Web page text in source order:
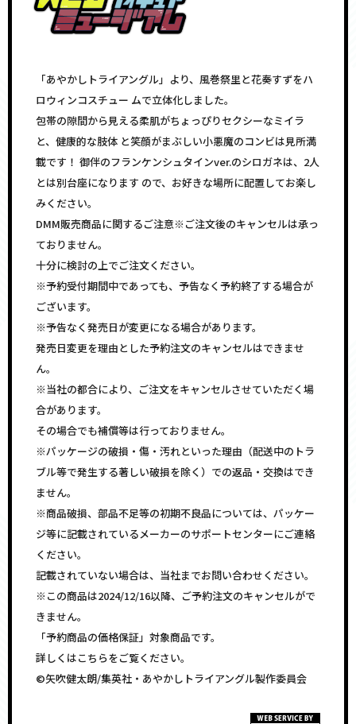
「あやかしトライアングル」より、風巻祭里と花奏すずをハ
ロウィンコスチュー ムで立体化しました。
包帯の隙間から見える柔肌がちょっぴりセクシーなミイラ
と、健康的な肢体 と笑顔がまぶしい小悪魔のコンビは見所満
載です！ 御伴のフランケンシュタインver.のシロガネは、2人
とは別台座になります ので、お好きな場所に配置してお楽し
みください。
DMM販売商品に関するご注意※ご注文後のキャンセルは承っ
ておりません。
十分に検討の上でご注文ください。
※予約受付期間中であっても、予告なく予約終了する場合が
ございます。
※予告なく発売日が変更になる場合があります。
発売日変更を理由とした予約注文のキャンセルはできませ
ん。
※当社の都合により、ご注文をキャンセルさせていただく場
合があります。
その場合でも補償等は行っておりません。
※パッケージの破損・傷・汚れといった理由（配送中のトラ
ブル等で発生する著しい破損を除く）での返品・交換はでき
ません。
※商品破損、部品不足等の初期不良品については、パッケー
ジ等に記載されているメーカーのサポートセンターにご連絡
ください。
記載されていない場合は、当社までお問い合わせください。
※この商品は2024/12/16以降、ご予約注文のキャンセルがで
きません。
「予約商品の価格保証」対象商品です。
詳しくはこちらをご覧ください。
©矢吹健太朗/集英社・あやかしトライアングル製作委員会